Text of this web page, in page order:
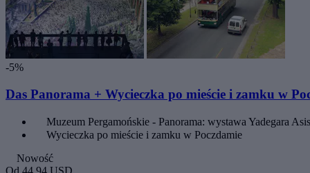
-5%
Das Panorama + Wycieczka po mieście i zamku w
Muzeum Pergamońskie - Panorama: wystawa Yadegara
Wycieczka po mieście i zamku w Poczdamie
Nowość
Od 44,94 USD